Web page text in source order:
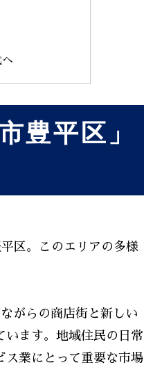
豊平区」
区。このエリアの多様
がらの商店街と新しい
います。地域住民の日常
ス業にとって重要な市場